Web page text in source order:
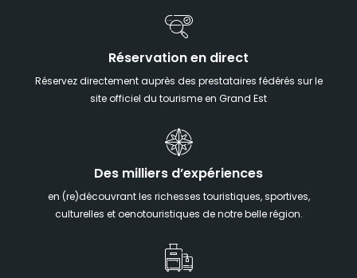
Réservation en direct
Réservez directement auprès des prestataires fédérés sur le
site officiel du tourisme en Grand Est
Des milliers d’expériences
en (re)découvrant les richesses touristiques, sportives,
culturelles et oenotouristiques de notre belle région.